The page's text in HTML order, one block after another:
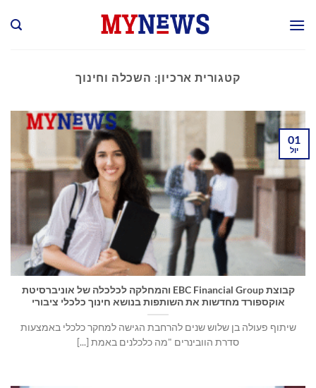
קטגורית ארכיון: השכלה וחינוך
קבוצת EBC Financial Group והמחלקה לכלכלה של אוניברסיטת
אוקספורד מחדשות את השותפות בנושא חינוך כלכלי ציבורי
שיתוף פעולה בן שלוש שנים להרחבת הגישה למחקר כלכלי באמצעות
סדרת הוובינרים "מה כלכלנים באמת [...]
01
יול